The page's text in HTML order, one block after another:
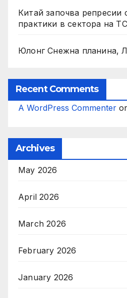
Китай започва репресии
практики в сектора на
Юлонг Снежна планина,
Recent Comments
A WordPress Commenter
Archives
May 2026
April 2026
March 2026
February 2026
January 2026